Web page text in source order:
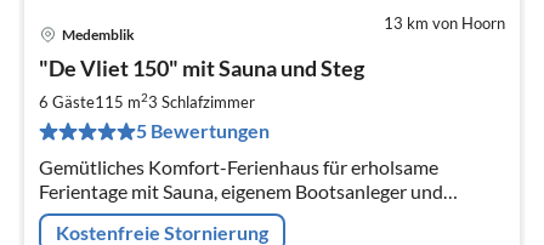
13 km von Hoorn
Medemblik
"De Vliet 150" mit Sauna und Steg
6 Gäste115 m23 Schlafzimmer
5 Bewertungen
Gemütliches Komfort-Ferienhaus für erholsame
Ferientage mit Sauna, eigenem Bootsanleger und
Terrasse am Wasser für 2- 4 Personen.
Kostenfreie Stornierung